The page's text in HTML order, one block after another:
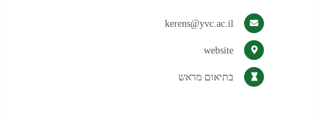
kerens@yvc.ac.il
website(נפתח
חדשה
בתיאום מראש